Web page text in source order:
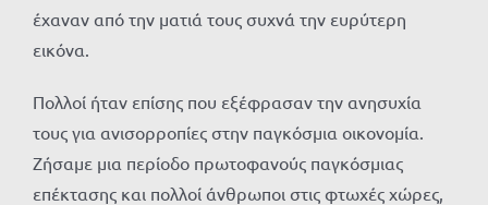
έχαναν από την ματιά τους συχνά την ευρύτερη
εικόνα.
Πολλοί ήταν επίσης που εξέφρασαν την ανησυχία
τους για ανισορροπίες στην παγκόσμια οικονομία.
Ζήσαμε μια περίοδο πρωτοφανούς παγκόσμιας
επέκτασης και πολλοί άνθρωποι στις φτωχές χώρες,